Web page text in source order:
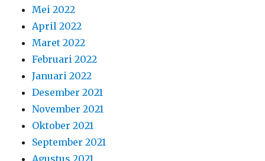
Mei 2022
April 2022
Maret 2022
Februari 2022
Januari 2022
Desember 2021
November 2021
Oktober 2021
September 2021